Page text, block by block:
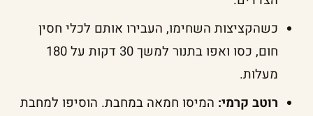
כשהקציצות השחימו, העבירו אותם לכלי חסין
חום, כסו ואפו בתנור למשך 30 דקות על 180
מעלות.
רוטב קרמי: המיסו חמאה במחבת. הוסיפו למחבת